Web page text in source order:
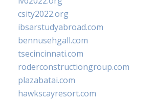
csity2022.org
ibsarstudyabroad.com
bennusehgall.com
tsecincinnati.com
roderconstructiongroup.com
plazabatai.com
hawkscayresort.com